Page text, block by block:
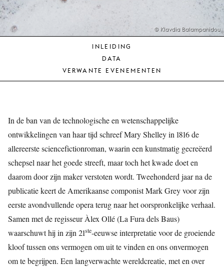
MUNT
© Klavdia Balampanidou
INLEIDING
DATA
VERWANTE EVENEMENTEN
In de ban van de technologische en wetenschappelijke
ontwikkelingen van haar tijd schreef Mary Shelley in 1816 de
allereerste sciencefictionroman, waarin een kunstmatig gecreëerd
schepsel naar het goede streeft, maar toch het kwade doet en
daarom door zijn maker verstoten wordt. Tweehonderd jaar na de
publicatie keert de Amerikaanse componist Mark Grey voor zijn
eerste avondvullende opera terug naar het oorspronkelijke verhaal.
Samen met de regisseur Àlex Ollé (La Fura dels Baus)
waarschuwt hij in zijn 21ste-eeuwse interpretatie voor de groeiende
kloof tussen ons vermogen om uit te vinden en ons onvermogen
om te begrijpen. Een langverwachte wereldcreatie, met en over